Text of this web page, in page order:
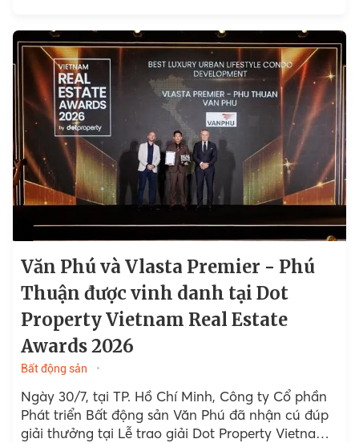
Văn Phú và Vlasta Premier - Phú
Thuận được vinh danh tại Dot
Property Vietnam Real Estate
Awards 2026
Bất động sản
Ngày 30/7, tại TP. Hồ Chí Minh, Công ty Cổ phần
Phát triển Bất động sản Văn Phú đã nhận cú đúp
giải thưởng tại Lễ trao giải Dot Property Vietnam